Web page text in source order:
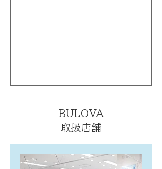
BULOVA
取扱店舗